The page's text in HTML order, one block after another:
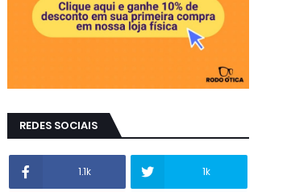
REDES SOCIAIS
1.1k 1k